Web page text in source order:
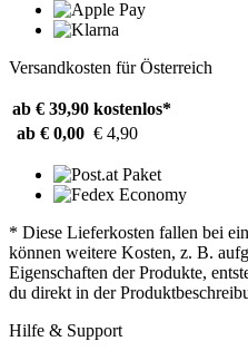
Versandkosten für Österreich
ab € 39,90 kostenlos*
ab € 0,00 € 4,90
* Diese Lieferkosten fallen bei
können weitere Kosten, z. B.
Eigenschaften der Produkte,
du direkt in der
Hilfe & Support